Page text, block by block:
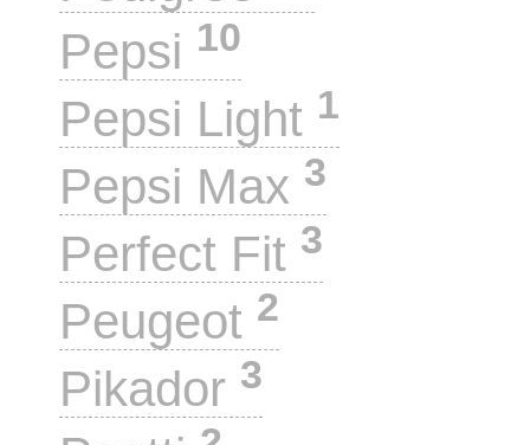
Pepsi 10
Pepsi Light 1
Pepsi Max 3
Perfect Fit 3
Peugeot 2
Pikador 3